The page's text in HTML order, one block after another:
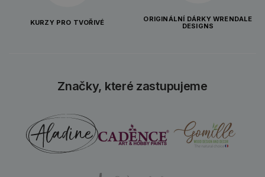
KURZY PRO TVOŘIVÉ
ORIGINÁLNÍ DÁRKY WRENDALE
DESIGNS
Značky, které zastupujeme